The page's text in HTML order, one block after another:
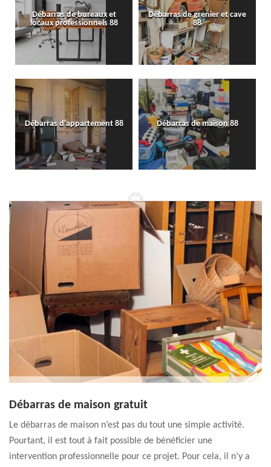
Débarras de bureaux et
locaux professionnels 88
Débarras de grenier et cave
88
Débarras d'appartement 88 Débarras de maison 88
Débarras de maison gratuit
Le débarras de maison n’est pas du tout une simple activité.
Pourtant, il est tout à fait possible de bénéficier une
intervention professionnelle pour ce projet. Pour cela, il n’y a